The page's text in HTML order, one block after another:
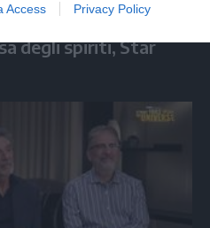
Access Privacy Policy
degli spiriti, Star